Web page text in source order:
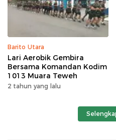
Barito Utara
Lari Aerobik Gembira
Bersama Komandan Kodim
1013 Muara Teweh
2 tahun yang lalu